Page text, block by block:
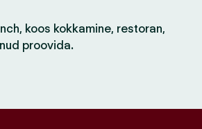
koos kokkamine, restoran,
proovida.